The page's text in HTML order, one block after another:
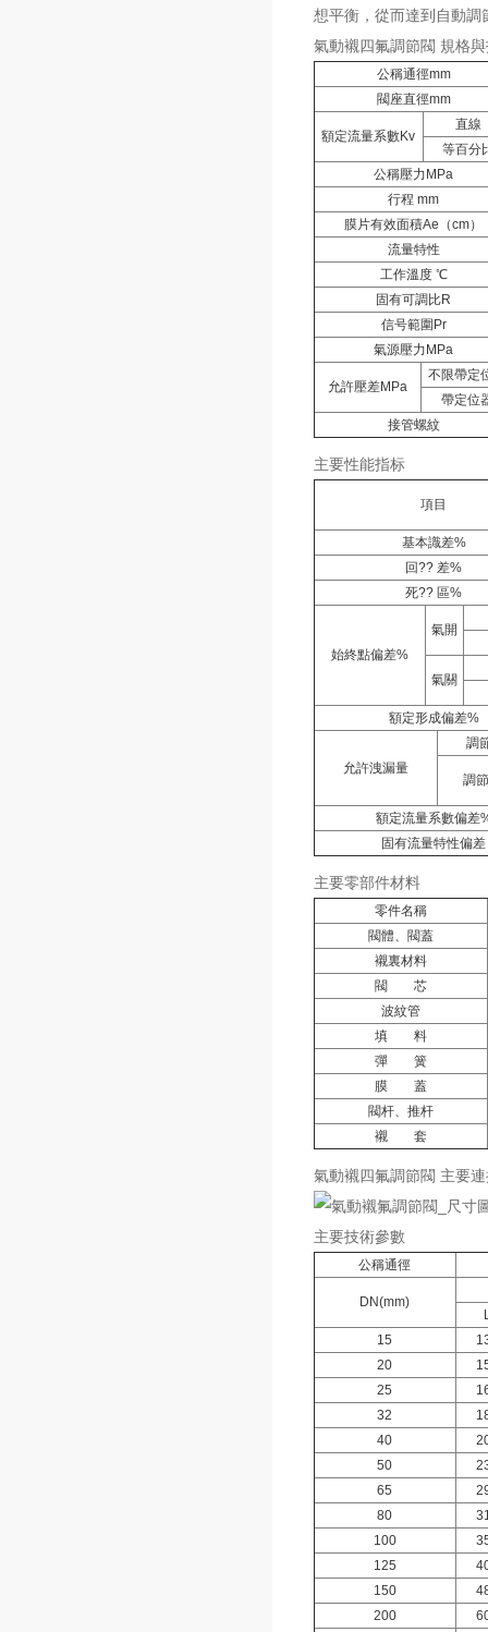
想平衡，從而達到自動調
氣動襯四氟調節閥 規格
公稱通徑mm
閥座直徑mm
額定流量系數Kv
直線
等百分
公稱壓力MPa
行程 mm
膜片有效面積Ae（cm）
流量特性
工作溫度 ℃
固有可調比R
信号範圍Pr
氣源壓力MPa
允許壓差MPa
不限帶定
帶定位
接管螺紋
主要性能指标
項目
基本識差%
回?? 差%
死?? 區%
始終點偏差%
氣開
氣關
額定形成偏差%
允許洩漏量
調
調
額定流量系數偏差
固有流量特性偏差
主要零部件材料
零件名稱
閥體、閥蓋
襯裏材料
閥 芯
波紋管
填 料
彈 簧
膜 蓋
閥杆、推杆
襯 套
氣動襯四氟調節閥 主要
主要技術參數
公稱通徑
DN(mm)
15
20
25
32
40
50
65
80
100
125
150
200